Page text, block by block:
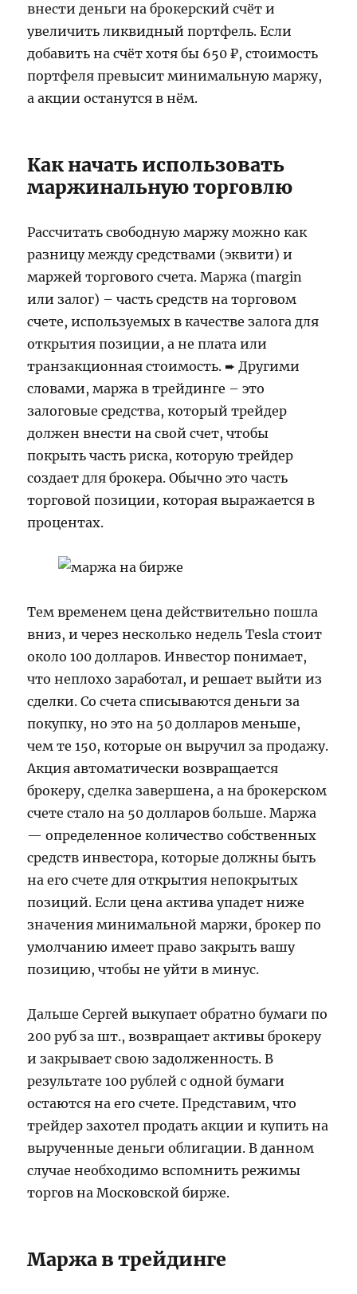
внести деньги на брокерский счёт и
увеличить ликвидный портфель. Если
добавить на счёт хотя бы 650 ₽, стоимость
портфеля превысит минимальную маржу,
а акции останутся в нём.
Как начать использовать
маржинальную торговлю
Рассчитать свободную маржу можно как
разницу между средствами (эквити) и
маржей торгового счета. Маржа (margin
или залог) – часть средств на торговом
счете, используемых в качестве залога для
открытия позиции, а не плата или
транзакционная стоимость. ➨ Другими
словами, маржа в трейдинге – это
залоговые средства, который трейдер
должен внести на свой счет, чтобы
покрыть часть риска, которую трейдер
создает для брокера. Обычно это часть
торговой позиции, которая выражается в
процентах.
Тем временем цена действительно пошла
вниз, и через несколько недель Tesla стоит
около 100 долларов. Инвестор понимает,
что неплохо заработал, и решает выйти из
сделки. Со счета списываются деньги за
покупку, но это на 50 долларов меньше,
чем те 150, которые он выручил за продажу.
Акция автоматически возвращается
брокеру, сделка завершена, а на брокерском
счете стало на 50 долларов больше. Маржа
— определенное количество собственных
средств инвестора, которые должны быть
на его счете для открытия непокрытых
позиций. Если цена актива упадет ниже
значения минимальной маржи, брокер по
умолчанию имеет право закрыть вашу
позицию, чтобы не уйти в минус.
Дальше Сергей выкупает обратно бумаги по
200 руб за шт., возвращает активы брокеру
и закрывает свою задолженность. В
результате 100 рублей с одной бумаги
остаются на его счете. Представим, что
трейдер захотел продать акции и купить на
вырученные деньги облигации. В данном
случае необходимо вспомнить режимы
торгов на Московской бирже.
Маржа в трейдинге